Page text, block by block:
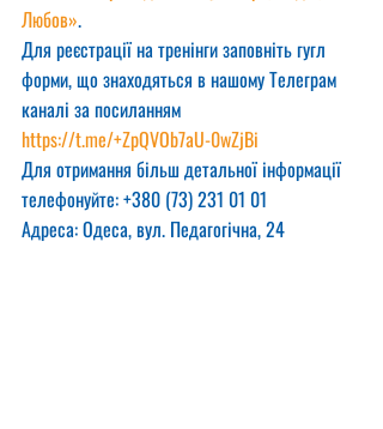
Любов».
Для реєстрації на тренінги заповніть гугл
форми, що знаходяться в нашому Телеграм
каналі за посиланням
https://t.me/+ZpQVOb7aU-0wZjBi
Для отримання більш детальної інформації
телефонуйте: +380 (73) 231 01 01
Адреса: Одеса, вул. Педагогічна, 24